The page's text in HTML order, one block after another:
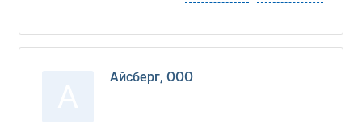
Айсберг, ООО